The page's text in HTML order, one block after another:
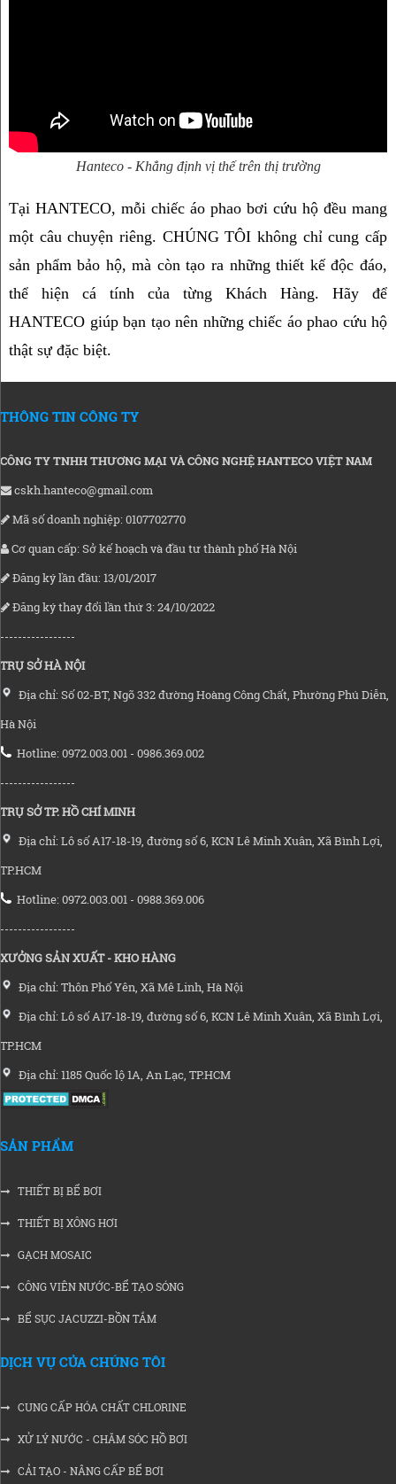
Hanteco - Khẳng định vị thế trên thị trường
Tại HANTECO, mỗi chiếc áo phao bơi cứu hộ đều mang
một câu chuyện riêng. CHÚNG TÔI không chỉ cung cấp
sản phẩm bảo hộ, mà còn tạo ra những thiết kế độc đáo,
thể hiện cá tính của từng Khách Hàng. Hãy để
HANTECO giúp bạn tạo nên những chiếc áo phao cứu hộ
thật sự đặc biệt.
THÔNG TIN CÔNG TY
CÔNG TY TNHH THƯƠNG MẠI VÀ CÔNG NGHỆ HANTECO VIỆT NAM
cskh.hanteco@gmail.com
Mã số doanh nghiệp: 0107702770
Cơ quan cấp: Sở kế hoạch và đầu tư thành phố Hà Nội
Đăng ký lần đầu: 13/01/2017
Đăng ký thay đổi lần thứ 3: 24/10/2022
-----------------
TRỤ SỞ HÀ NỘI
Địa chỉ: Số 02-BT, Ngõ 332 đường Hoàng Công Chất, Phường Phú Diễn,
Hà Nội
Hotline: 0972.003.001 - 0986.369.002
-----------------
TRỤ SỞ TP. HỒ CHÍ MINH
Địa chỉ: Lô số A17-18-19, đường số 6, KCN Lê Minh Xuân, Xã Bình Lợi,
TP.HCM
Hotline: 0972.003.001 - 0988.369.006
-----------------
XƯỞNG SẢN XUẤT - KHO HÀNG
Địa chỉ: Thôn Phố Yên, Xã Mê Linh, Hà Nội
Địa chỉ: Lô số A17-18-19, đường số 6, KCN Lê Minh Xuân, Xã Bình Lợi,
TP.HCM
Địa chỉ: 1185 Quốc lộ 1A, An Lạc, TP.HCM
SẢN PHẨM
THIẾT BỊ BỂ BƠI
THIẾT BỊ XÔNG HƠI
GẠCH MOSAIC
CÔNG VIÊN NƯỚC-BỂ TẠO SÓNG
BỂ SỤC JACUZZI-BỒN TẮM
DỊCH VỤ CỦA CHÚNG TÔI
CUNG CẤP HÓA CHẤT CHLORINE
XỬ LÝ NƯỚC - CHĂM SÓC HỒ BƠI
CẢI TẠO - NÂNG CẤP BỂ BƠI